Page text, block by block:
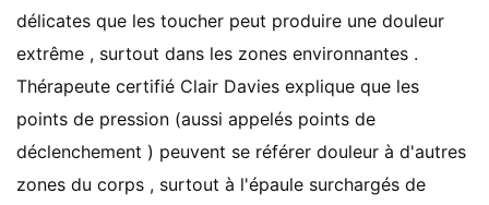
délicates que les toucher peut produire une douleur
extrême , surtout dans les zones environnantes .
Thérapeute certifié Clair Davies explique que les
points de pression (aussi appelés points de
déclenchement ) peuvent se référer douleur à d'autres
zones du corps , surtout à l'épaule surchargés de